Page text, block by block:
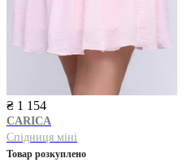
₴ 1 154
CARICA
Спідниця міні
Товар розкуплено